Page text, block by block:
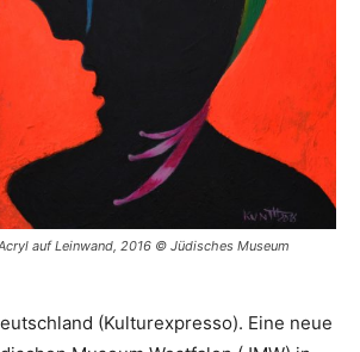
auf Leinwand, 2016 © Jüdisches Museum
(Kulturexpresso). Eine neue